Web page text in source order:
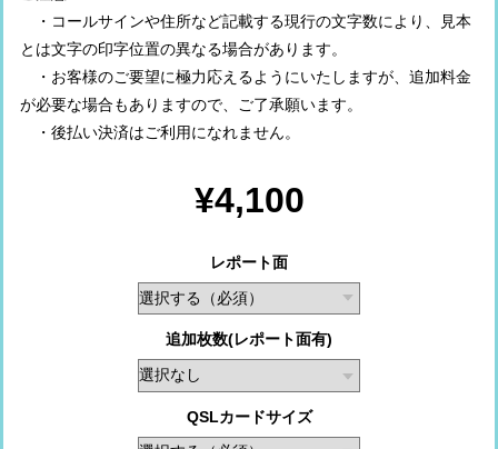
・コールサインや住所など記載する現行の文字数により、見本
とは文字の印字位置の異なる場合があります。
・お客様のご要望に極力応えるようにいたしますが、追加料金
が必要な場合もありますので、ご了承願います。
・後払い決済はご利用になれません。
¥4,100
レポート面
追加枚数(レポート面有)
QSLカードサイズ